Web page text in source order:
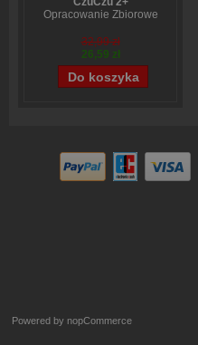
Opracowanie Zbiorowe
32,99 zł
26,59 zł
Powered by nopCommerce